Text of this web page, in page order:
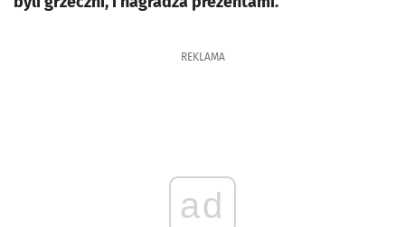
REKLAMA
ad